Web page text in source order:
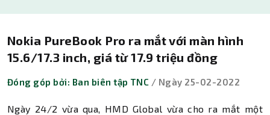
Nokia PureBook Pro ra mắt với màn hình
15.6/17.3 inch, giá từ 17.9 triệu đồng
Đóng góp bởi: Ban biên tập TNC / Ngày 25-02-2022
Ngày 24/2 vừa qua, HMD Global vừa cho ra mắt một